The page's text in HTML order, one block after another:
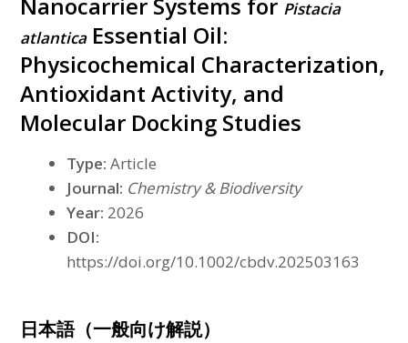
Nanocarrier Systems for Pistacia
atlanticaEssential Oil:
Physicochemical Characterization,
Antioxidant Activity, and
Molecular Docking Studies
Type: Article
Journal: Chemistry & Biodiversity
Year: 2026
DOI:
https://doi.org/10.1002/cbdv.202503163
日本語（一般向け解説）